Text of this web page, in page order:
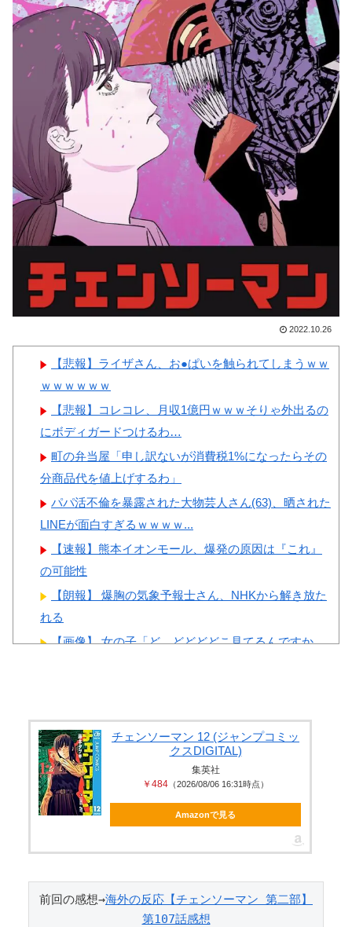
【画像】顔100点、体30点の
女ｗｗｗ
Powered by livedoor 相互RSS
の審判への性接待が事実の場
合、国際試合の出場権を完全剥
奪される模様…（ﾌﾞﾙﾌﾞﾙ」＝
韓国の反応
韓国、サッカーW杯予選で審
判を性●接待して買収していた
ことが判明！ 日本も巻き込ま
れることに
韓国人「熊本地震発生時の病
院手術中に突然の大揺れが凄ま
じい状況だ」
Powered by livedoor 相互RSS
2022.10.26
【悲報】ライザさん、お●ぱいを触られてしまうｗｗ
ｗｗｗｗｗｗ
【悲報】コレコレ、月収1億円ｗｗｗそりゃ外出るの
にボディガードつけるわ…
町の弁当屋「申し訳ないが消費税1%になったらその
分商品代を値上げするわ」
パパ活不倫を暴露された大物芸人さん(63)、晒された
LINEが面白すぎるｗｗｗｗ...
【速報】熊本イオンモール、爆発の原因は『これ』
の可能性
【朗報】 爆胸の気象予報士さん、NHKから解き放た
れる
【画像】 女の子「ど、どどどどこ見てるんですか
この夏菜がシコすぎるｗｗｗｗ
夫さん、妻に「天井のシミ数えてれば終わるでな」
と押し倒されて性行為 → 凄いこと...
チェンソーマン 12 (ジャンプコミッ
クスDIGITAL)
集英社
￥484 （2026/08/06 16:31時点）
Amazonで見る
前回の感想→海外の反応【チェンソーマン 第二部】
第107話感想